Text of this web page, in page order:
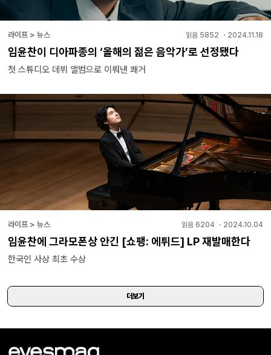
라이프 > 뉴스 읽음 5852 ・ 2024.11.18
임윤찬이 디아파종의 ‘올해의 젊은 음악가’로 선정됐다
첫 스튜디오 데뷔 앨범으로 이뤄낸 쾌거
라이프 > 뉴스 읽음 6204 ・ 2024.10.04
임윤찬에 그라모폰상 안긴 [쇼팽: 에튀드] LP 재발매한다
한국인 사상 최초 수상
더보기